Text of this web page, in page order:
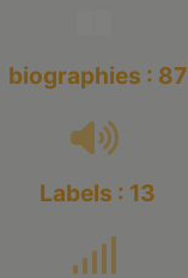
biographies : 87
Labels : 13